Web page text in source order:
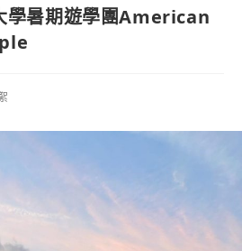
學暑期遊學團American